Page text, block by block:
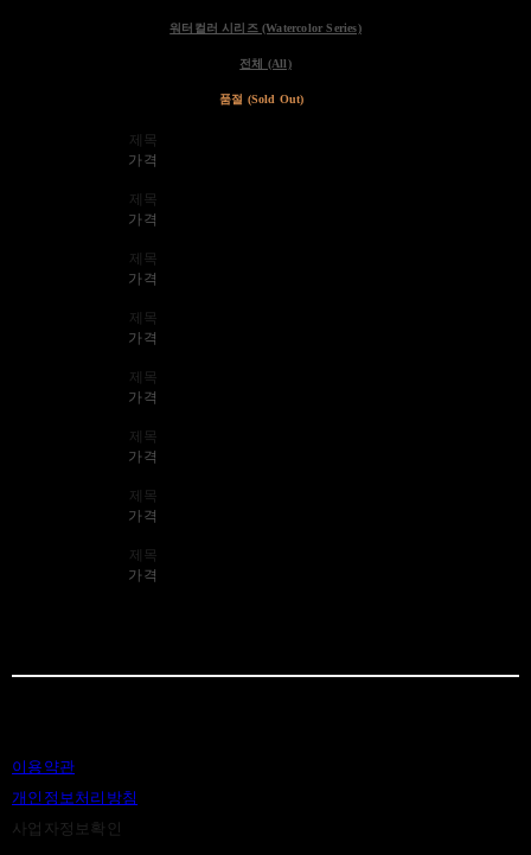
워터컬러 시리즈 (Watercolor Series)
전체 (All)
품절 (Sold Out)
제목
가격
제목
가격
제목
가격
제목
가격
제목
가격
제목
가격
제목
가격
제목
가격
이용약관
개인정보처리방침
사업자정보확인